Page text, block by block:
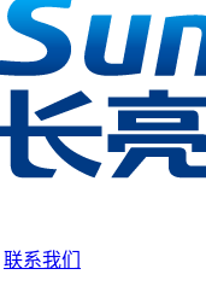
联系我们